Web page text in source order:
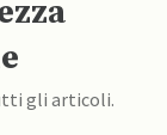
gli articoli.